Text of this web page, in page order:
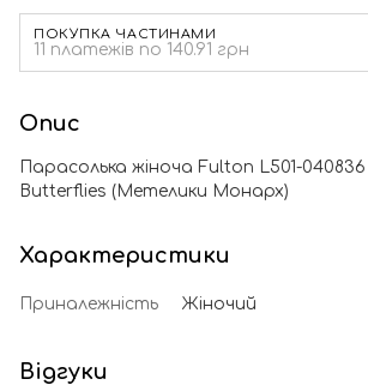
ПОКУПКА ЧАСТИНАМИ
11 платежів по 140.91 грн
Опис
Парасолька жіноча Fulton L501-
Butterflies (Метелики Монарх)
Характеристики
Приналежність Жіночий
Відгуки